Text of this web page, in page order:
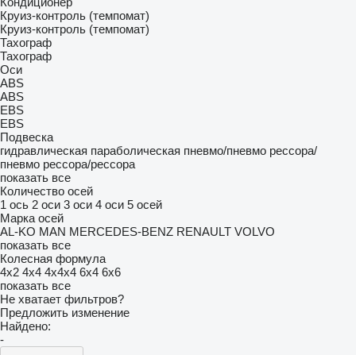
Круиз-контроль (темпомат)
Круиз-контроль (темпомат)
Тахограф
Тахограф
Оси
ABS
ABS
EBS
EBS
Подвеска
гидравлическая параболическая пневмо/пневмо рессора/
пневмо рессора/рессора
показать все
Количество осей
1 ось 2 оси 3 оси 4 оси 5 осей
Марка осей
AL-KO MAN MERCEDES-BENZ RENAULT VOLVO
показать все
Колесная формула
4x2 4x4 4x4x4 6x4 6x6
показать все
Не хватает фильтров?
Предложить изменение
Найдено:
-